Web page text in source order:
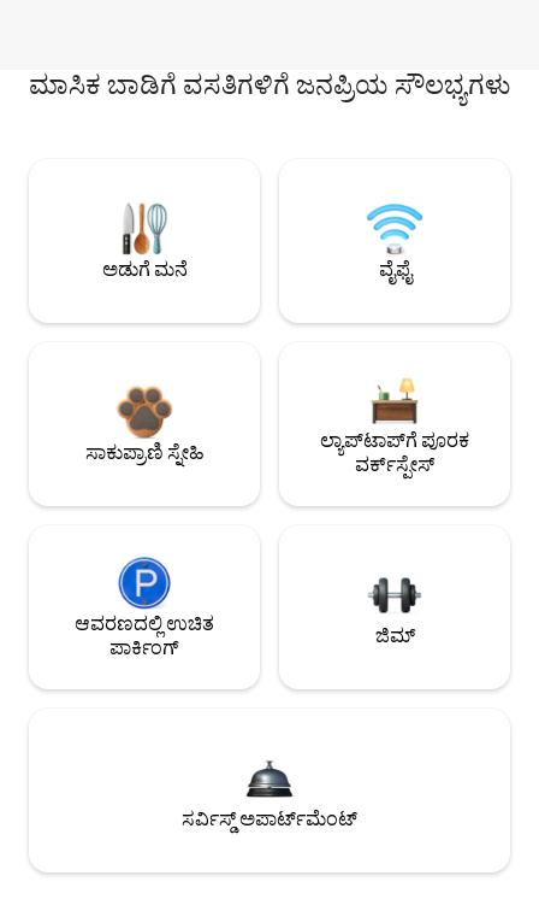
ಮಾಸಿಕ ಬಾಡಿಗೆ ವಸತಿಗಳಿಗೆ ಜನಪ್ರಿಯ ಸೌಲಭ್ಯಗಳು
ಅಡುಗೆ ಮನೆ ವೈಫೈ
ಸಾಕುಪ್ರಾಣಿ ಸ್ನೇಹಿ
ಲ್ಯಾಪ್‌ಟಾಪ್‌ಗೆ ಪೂರಕ
ವರ್ಕ್‌ಸ್ಪೇಸ್
ಆವರಣದಲ್ಲಿ ಉಚಿತ
ಪಾರ್ಕಿಂಗ್
ಜಿಮ್
ಸರ್ವಿಸ್ಡ್ ಅಪಾರ್ಟ್‌ಮೆಂಟ್